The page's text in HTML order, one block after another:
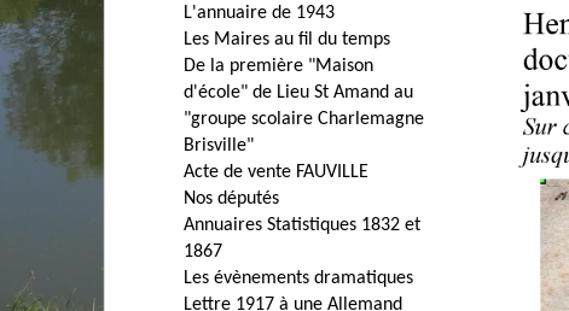
L'annuaire de 1943
Les Maires au fil du temps
De la première "Maison
d'école" de Lieu St Amand au
"groupe scolaire Charlemagne
Brisville"
Acte de vente FAUVILLE
Nos députés
Annuaires Statistiques 1832 et
1867
Les évènements dramatiques
Lettre 1917 à une Allemand